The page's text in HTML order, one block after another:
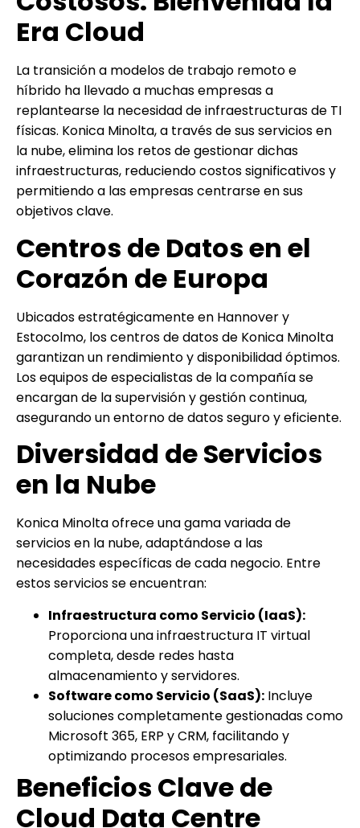
Era Cloud
La transición a modelos de trabajo remoto e
híbrido ha llevado a muchas empresas a
replantearse la necesidad de infraestructuras de TI
físicas. Konica Minolta, a través de sus servicios en
la nube, elimina los retos de gestionar dichas
infraestructuras, reduciendo costos significativos y
permitiendo a las empresas centrarse en sus
objetivos clave.
Centros de Datos en el
Corazón de Europa
Ubicados estratégicamente en Hannover y
Estocolmo, los centros de datos de Konica Minolta
garantizan un rendimiento y disponibilidad óptimos.
Los equipos de especialistas de la compañía se
encargan de la supervisión y gestión continua,
asegurando un entorno de datos seguro y eficiente.
Diversidad de Servicios
en la Nube
Konica Minolta ofrece una gama variada de
servicios en la nube, adaptándose a las
necesidades específicas de cada negocio. Entre
estos servicios se encuentran:
Infraestructura como Servicio (IaaS):
Proporciona una infraestructura IT virtual
completa, desde redes hasta
almacenamiento y servidores.
Software como Servicio (SaaS): Incluye
soluciones completamente gestionadas como
Microsoft 365, ERP y CRM, facilitando y
optimizando procesos empresariales.
Beneficios Clave de
Cloud Data Centre